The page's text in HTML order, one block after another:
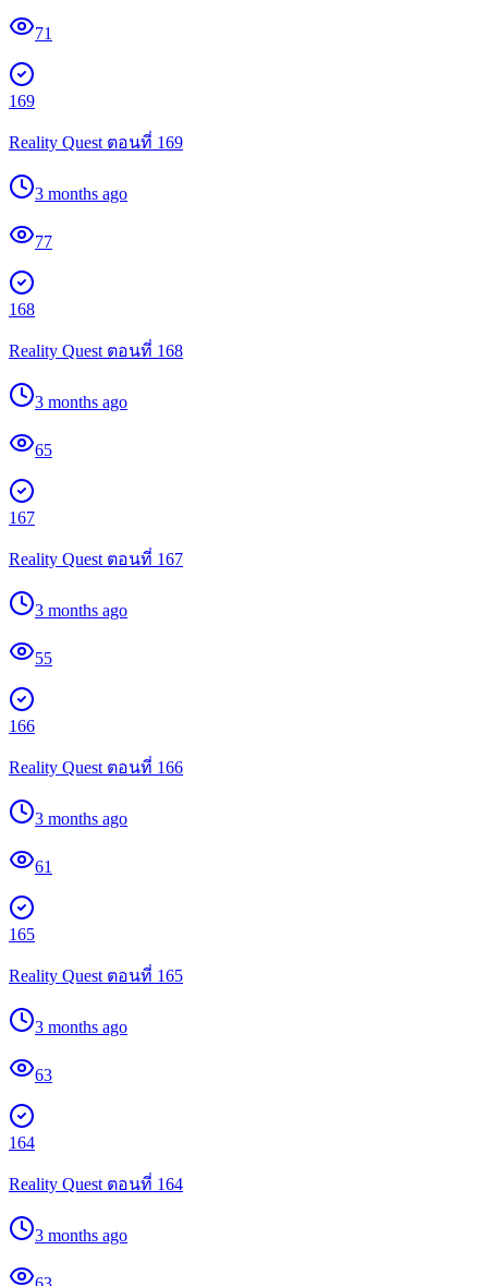
71
169
Reality Quest ตอนที่ 169
3 months ago
77
168
Reality Quest ตอนที่ 168
3 months ago
65
167
Reality Quest ตอนที่ 167
3 months ago
55
166
Reality Quest ตอนที่ 166
3 months ago
61
165
Reality Quest ตอนที่ 165
3 months ago
63
164
Reality Quest ตอนที่ 164
3 months ago